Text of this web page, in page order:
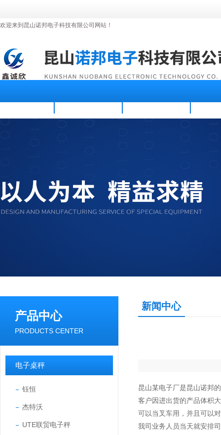
欢迎来到昆山诺邦电子科技有限公司网站！
产品中心
PRODUCTS CENTER
电子桌秤
钰恒
杰特沃
UTE联贸电子秤
新闻中心
昆山某电子厂是昆山诺邦
客户因进出货的产品体积
可以当叉车用，并且可以
我司业务人员当天就安排